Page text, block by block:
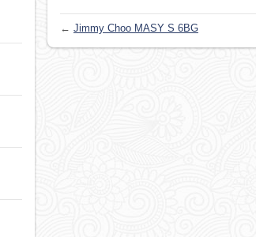
← Jimmy Choo MASY S 6BG